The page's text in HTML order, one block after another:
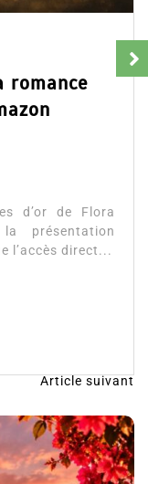
romance
d’or de Flora
présentation
l’accès direct...
Article suivant